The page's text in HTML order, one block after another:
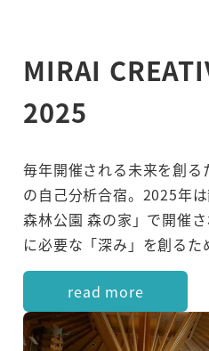
MIRAI
2025
毎年開催される未来を創
の自己分析合宿。2025年
森林公園 森の家」で開催
に必要な「深み」を創るた
read more